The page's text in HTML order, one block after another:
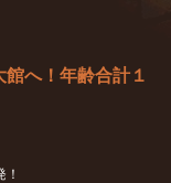
へ！年齢合計１